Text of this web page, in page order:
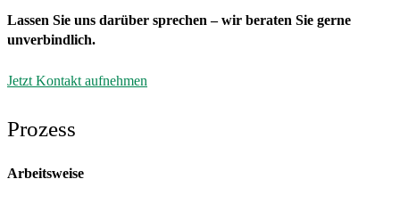
Lassen Sie uns darüber sprechen – wir beraten Sie gerne
unverbindlich.
Jetzt Kontakt aufnehmen
Prozess
Arbeitsweise